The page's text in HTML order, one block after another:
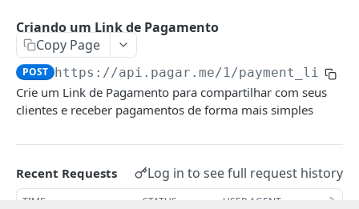
Criando uma transação
Objeto Transação
Status das transações
Capturando uma transação posteriormente POST
Estorno de transação
Estorno parcial com split
Retornando transações GET
Criando um Link de Pagamento
Copy Page
POST https://api.pagar.me/1/payment_links
Crie um Link de Pagamento para compartilhar com seus
clientes e receber pagamentos de forma mais simples
Recent Requests Log in to see full request history
TIME STATUS USER AGENT